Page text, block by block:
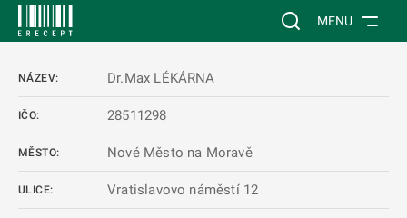
Vyhledávání na
MENU
NÁZEV: Dr.Max LÉKÁRNA
IČO: 28511298
MĚSTO: Nové Město na Moravě
ULICE: Vratislavovo náměstí 12